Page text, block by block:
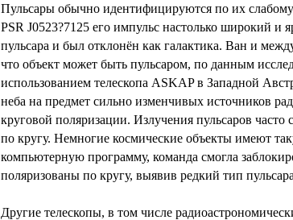
Пульсары обычно идентифицируются по их
PSR J0523?7125 его импульс настолько широкий
пульсара и был отклонён как галактика. Ван и
что объект может быть пульсаром, по данным
использованием телескопа ASKAP в Западной
неба на предмет сильно изменчивых источников
круговой поляризации. Излучения пульсаров
по кругу. Немногие космические объекты имеют
компьютерную программу, команда смогла
поляризованы по кругу, выявив редкий тип
Другие телескопы, в том числе